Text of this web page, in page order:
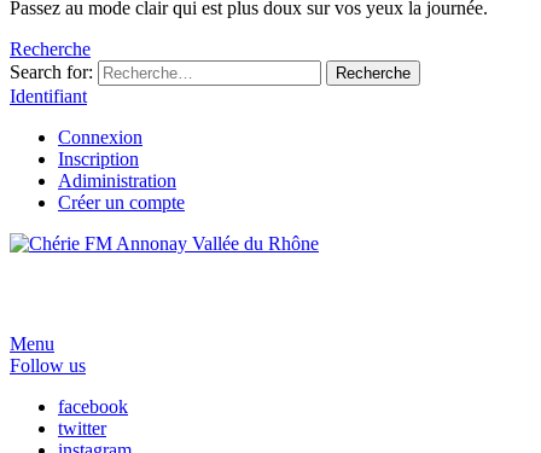
Passez au mode clair qui est plus doux sur vos yeux la journée.
Recherche
Search for:
Recherche
Identifiant
Connexion
Inscription
Adiministration
Créer un compte
Menu
Follow us
facebook
twitter